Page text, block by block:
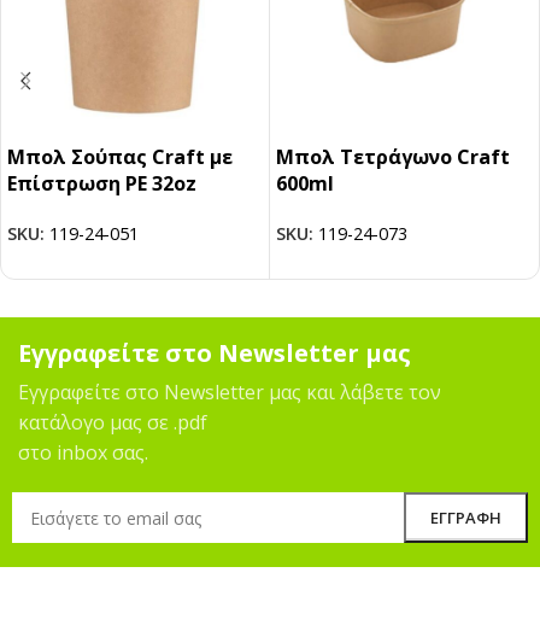
Μπολ Σούπας Craft με
Επίστρωση PE 32oz
SKU: 119-24-051
Μπολ Τετράγωνο Craft
600ml
SKU: 119-24-073
Εγγραφείτε στο Newsletter μας
Εγγραφείτε στο Newsletter μας και λάβετε τον
κατάλογο μας σε .pdf
στο inbox σας.